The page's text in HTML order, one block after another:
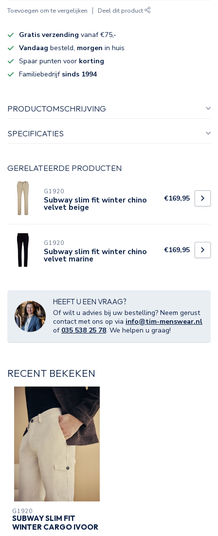
Toevoegen om te vergelijken Deel dit product
Gratis verzending vanaf €75,-
Vandaag besteld, morgen in huis
Spaar punten voor korting
Familiebedrijf sinds 1994
PRODUCTOMSCHRIJVING
SPECIFICATIES
GERELATEERDE PRODUCTEN
G1920
Subway slim fit winter chino
velvet beige
€169,95
G1920
Subway slim fit winter chino
velvet marine
€169,95
HEEFT U EEN VRAAG?
Of wilt u advies bij uw bestelling? Neem gerust
contact met ons op via info@tim-menswear.nl
of 035 538 25 78. We helpen u graag!
RECENT BEKEKEN
G1920
SUBWAY SLIM FIT
WINTER CARGO IVOOR